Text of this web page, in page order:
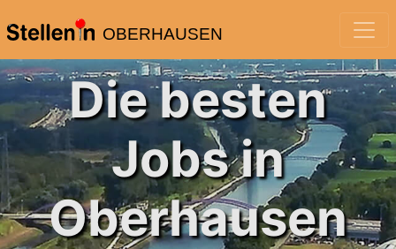
OBERHAUSEN
Die besten
Jobs in
Oberhausen